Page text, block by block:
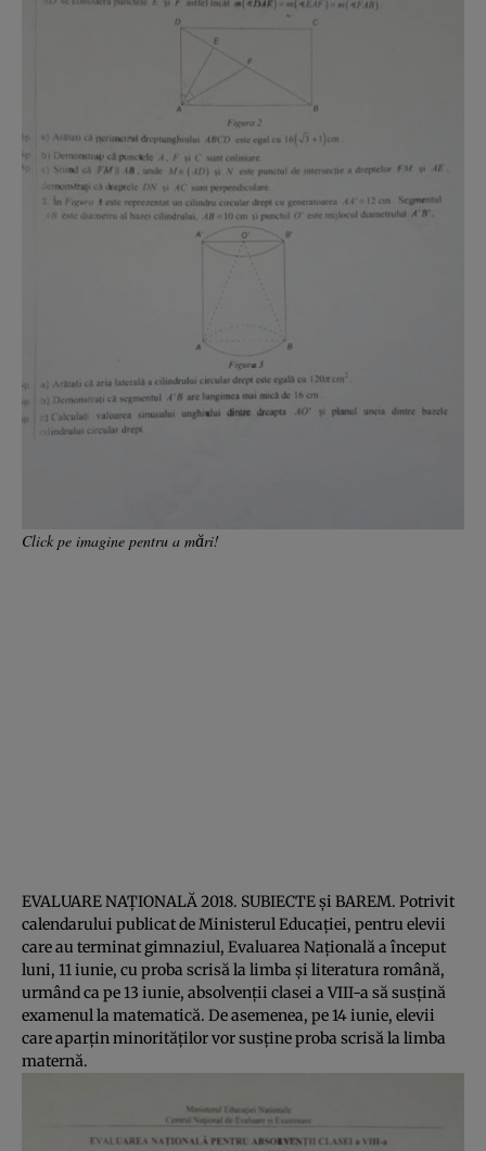
Click pe imagine pentru a mări!
EVALUARE NAŢIONALĂ 2018. SUBIECTE şi BAREM. Potrivit
calendarului publicat de Ministerul Educaţiei, pentru elevii
care au terminat gimnaziul, Evaluarea Naţională a început
luni, 11 iunie, cu proba scrisă la limba şi literatura română,
urmând ca pe 13 iunie, absolvenţii clasei a VIII-a să susţină
examenul la matematică. De asemenea, pe 14 iunie, elevii
care aparţin minorităţilor vor susţine proba scrisă la limba
maternă.